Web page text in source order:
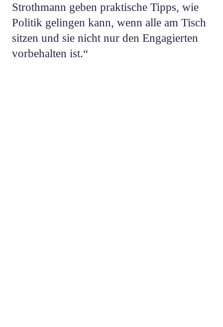
Strothmann geben praktische Tipps, wie
Politik gelingen kann, wenn alle am Tisch
sitzen und sie nicht nur den Engagierten
vorbehalten ist.“